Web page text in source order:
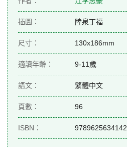
插圖： 陸泉丁福
尺寸： 130x186mm
適讀年齡： 9-11歲
語文： 繁體中文
頁數： 96
ISBN： 9789625634142